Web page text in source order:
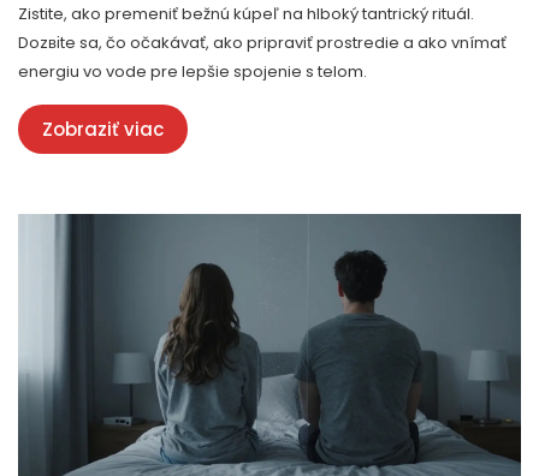
Zistite, ako premeniť bežnú kúpeľ na hlboký tantrický rituál.
Dozвіte sa, čo očakávať, ako pripraviť prostredie a ako vnímať
energiu vo vode pre lepšie spojenie s telom.
Zobraziť viac